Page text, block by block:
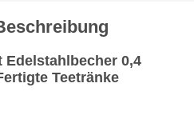
0,4
Teetränke